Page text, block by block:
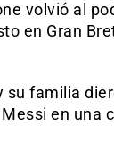
volvió al
en Gran
su familia
en una